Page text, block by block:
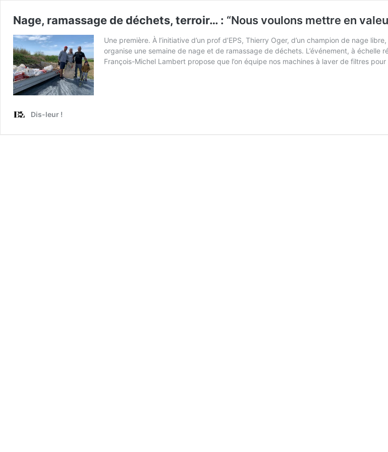
Nage, ramassage de déchets, terroir… : “Nous voulons mettre en
Une première. À l’initiative d’un prof d’EPS, Thierry Oger, d’un champion de nage
organise une semaine de nage et de ramassage de déchets. L’événement, à
François-Michel Lambert propose que l’on équipe nos machines à laver de filtres
Dis-leur !